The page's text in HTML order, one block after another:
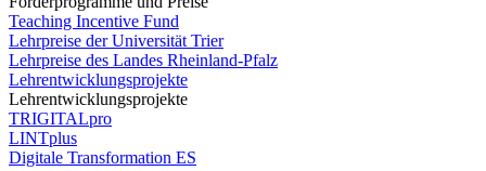
Teaching Incentive Fund
Lehrpreise der Universität Trier
Lehrpreise des Landes Rheinland-Pfalz
Lehrentwicklungsprojekte
Lehrentwicklungsprojekte
TRIGITALpro
LINTplus
Digitale Transformation ES